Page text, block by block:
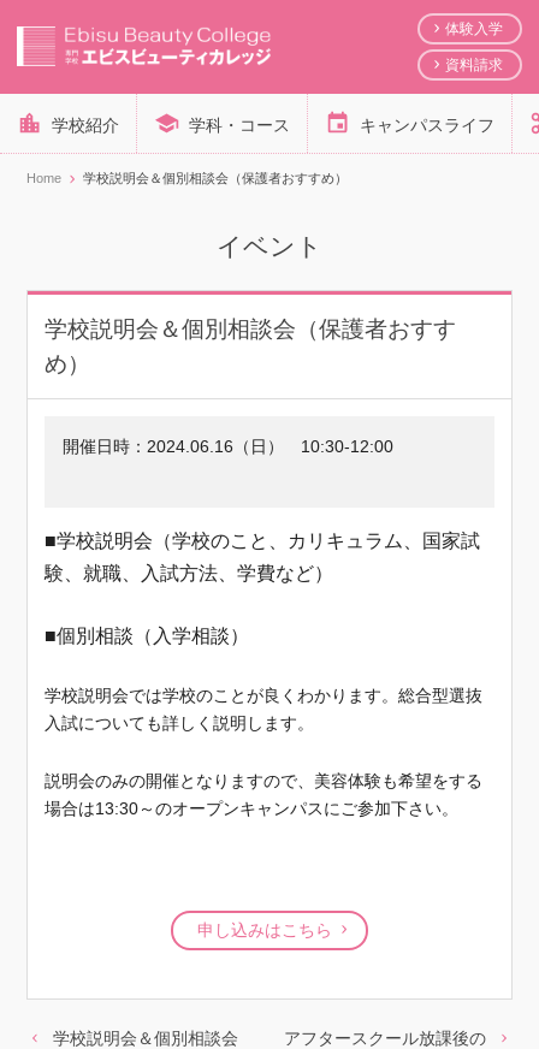
体験入学
資料請求
学校紹介 学科・コース キャンパスライフ
Home 学校説明会＆個別相談会（保護者おすすめ）
イベント
学校説明会＆個別相談会（保護者おすす
め）
開催日時： 2024.06.16（日） 10:30-12:00
■学校説明会（学校のこと、カリキュラム、国家試
験、就職、入試方法、学費など）
■個別相談（入学相談）
学校説明会では学校のことが良くわかります。総合型選抜
入試についても詳しく説明します。
説明会のみの開催となりますので、美容体験も希望をする
場合は13:30～のオープンキャンパスにご参加下さい。
申し込みはこちら
学校説明会＆個別相談会
アフタースクール放課後の